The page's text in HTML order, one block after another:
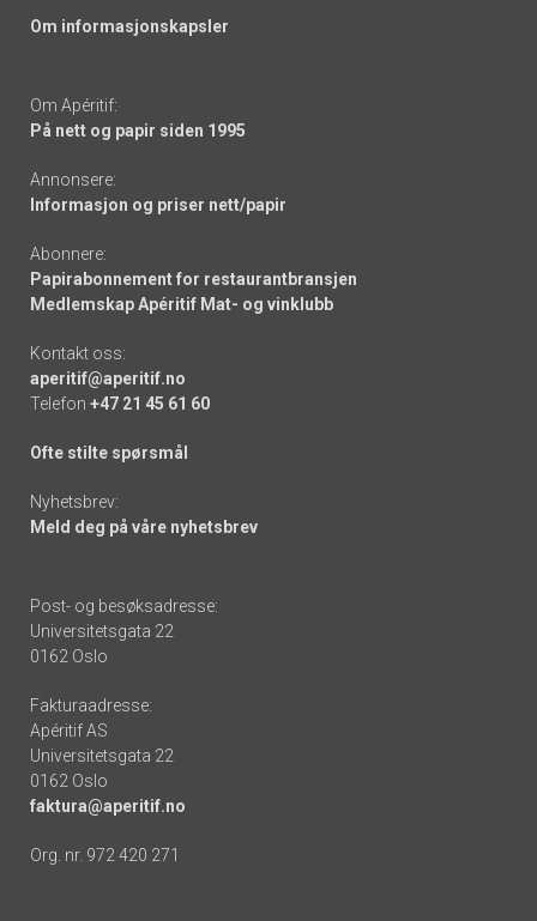
Om informasjonskapsler
Om Apéritif:
På nett og papir siden 1995
Annonsere:
Informasjon og priser nett/papir
Abonnere:
Papirabonnement for restaurantbransjen
Medlemskap Apéritif Mat- og vinklubb
Kontakt oss:
aperitif@aperitif.no
Telefon +47 21 45 61 60
Ofte stilte spørsmål
Nyhetsbrev:
Meld deg på våre nyhetsbrev
Post- og besøksadresse:
Universitetsgata 22
0162 Oslo
Fakturaadresse:
Apéritif AS
Universitetsgata 22
0162 Oslo
faktura@aperitif.no
Org. nr. 972 420 271